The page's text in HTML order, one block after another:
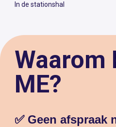
In de stationshal
Waarom
ME?
✅ Geen afspraak